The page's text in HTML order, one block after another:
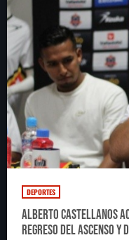
DEPORTES
Alberto Castellanos
regreso del ascenso y